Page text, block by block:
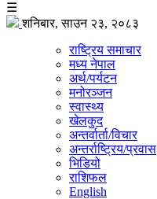
☰
शनिबार, साउन २३, २०८३
राष्ट्रिय समाचार
मध्य नेपाल
अर्थ/पर्यटन
मनोरञ्जन
स्वास्थ्य
खेलकुद
अन्तर्वार्ता/विचार
अन्तर्राष्ट्रिय/प्रवास
भिडियो
राशिफल
English